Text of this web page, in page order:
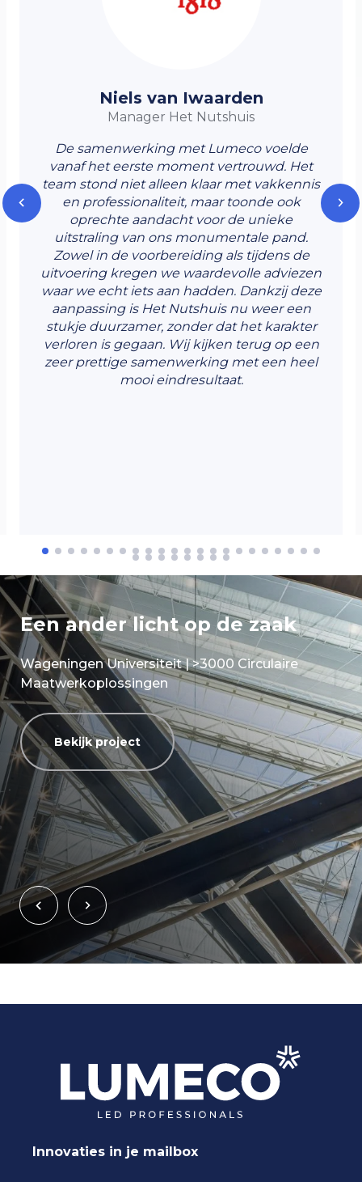
Niels van Iwaarden
Manager Het Nutshuis
De samenwerking met Lumeco voelde
vanaf het eerste moment vertrouwd. Het
team stond niet alleen klaar met vakkennis
en professionaliteit, maar toonde ook
oprechte aandacht voor de unieke
uitstraling van ons monumentale pand.
Zowel in de voorbereiding als tijdens de
uitvoering kregen we waardevolle adviezen
waar we echt iets aan hadden. Dankzij deze
aanpassing is Het Nutshuis nu weer een
stukje duurzamer, zonder dat het karakter
verloren is gegaan. Wij kijken terug op een
zeer prettige samenwerking met een heel
mooi eindresultaat.
Een ander licht op de zaak
Wageningen Universiteit | >3000 Circulaire
Maatwerkoplossingen
Bekijk project
Innovaties in je mailbox